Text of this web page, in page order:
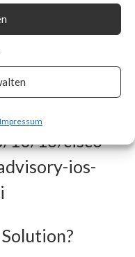
Impressum
been
has
for this
news-
10/16/cisco
ios-